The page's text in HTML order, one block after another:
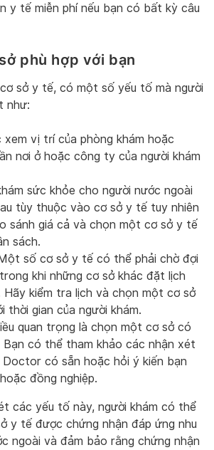
y tế miễn phí nếu bạn có bất kỳ câu
phù hợp với bạn
sở y tế, có một số yếu tố mà người
như:
xem vị trí của phòng khám hoặc
nơi ở hoặc công ty của người khám
sức khỏe cho người nước ngoài
tùy thuộc vào cơ sở y tế tuy nhiên
sánh giá cả và chọn một cơ sở y tế
sách.
số cơ sở y tế có thể phải chờ đợi
khi những cơ sở khác đặt lịch
Hãy kiểm tra lịch và chọn một cơ sở
thời gian của người khám.
quan trọng là chọn một cơ sở có
có thể tham khảo các nhận xét
có sẵn hoặc hỏi ý kiến bạn
đồng nghiệp.
các yếu tố này, người khám có thể
y tế được chứng nhận đáp ứng nhu
ngoài và đảm bảo rằng chứng nhận